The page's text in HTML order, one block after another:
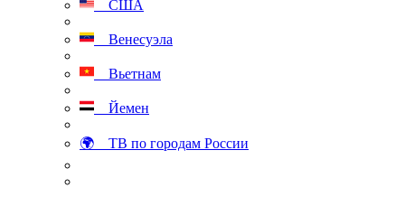
США
Венесуэла
Вьетнам
Йемен
🌍 ТВ по городам России